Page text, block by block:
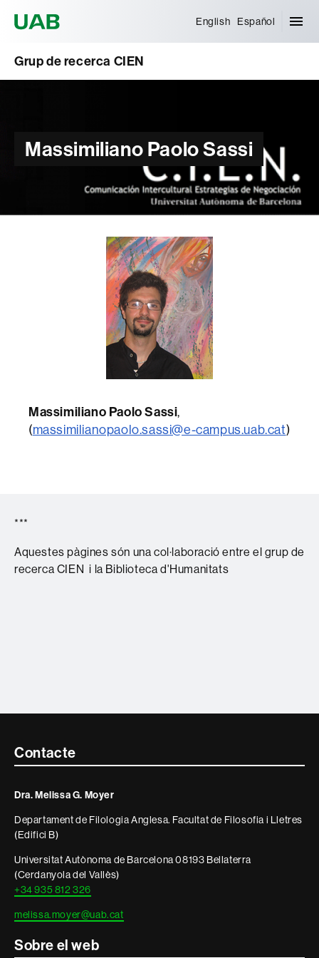
English Español
Grup de recerca CIEN
Massimiliano Paolo Sassi
Massimiliano Paolo Sassi,
(massimilianopaolo.sassi@e-campus.uab.cat)
***
Aquestes pàgines són una col·laboració entre el grup de
recerca CIEN i la Biblioteca d'Humanitats
Contacte
informació
legal
Contacte
Dra. Melissa G. Moyer
Departament de Filologia Anglesa. Facultat de Filosofia i Lletres
(Edifici B)
Universitat Autònoma de Barcelona 08193 Bellaterra
(Cerdanyola del Vallès)
+34 935 812 326
melissa.moyer@uab.cat
Sobre el web